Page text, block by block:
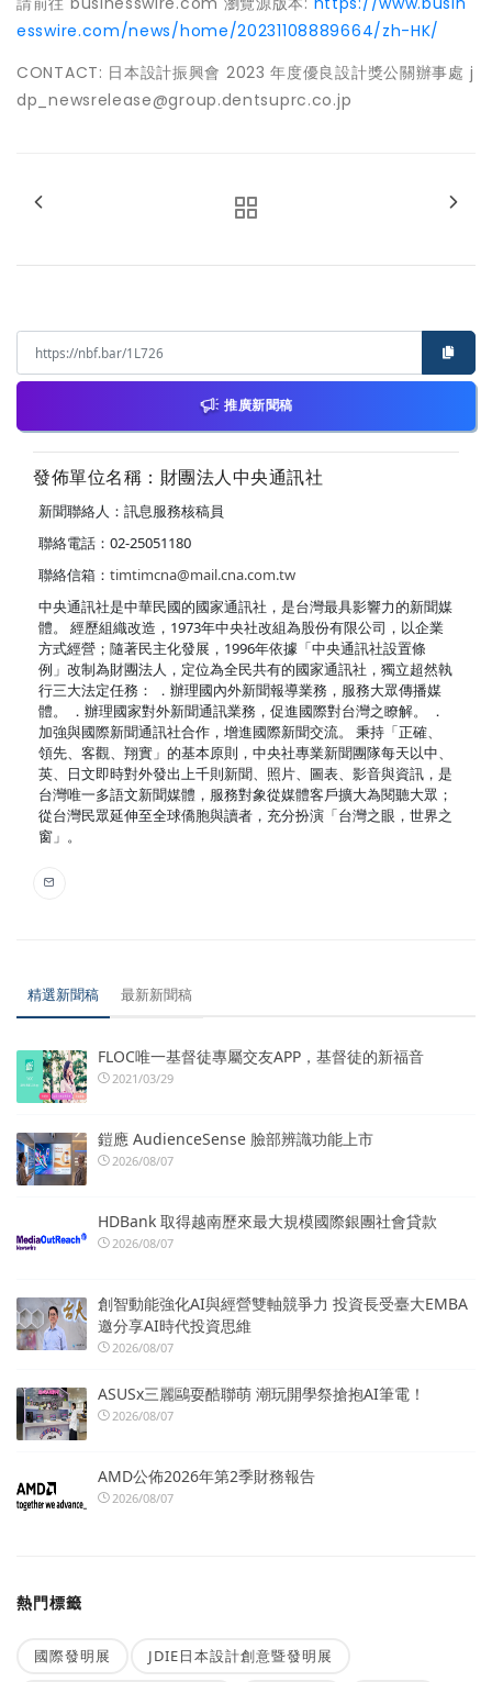
esswire.com/news/home/20231108889664/zh-HK/
CONTACT: 日本設計振興會 2023 年度優良設計獎公關辦事處 j
dp_newsrelease@group.dentsuprc.co.jp
推廣新聞稿
發佈單位名稱：財團法人中央通訊社
新聞聯絡人：訊息服務核稿員
聯絡電話：02-25051180
聯絡信箱： timtimcna@mail.cna.com.tw
中央通訊社是中華民國的國家通訊社，是台灣最具影響力的新聞媒
體。 經歷組織改造，1973年中央社改組為股份有限公司，以企業
方式經營；隨著民主化發展，1996年依據「中央通訊社設置條
例」改制為財團法人，定位為全民共有的國家通訊社，獨立超然執
行三大法定任務： ．辦理國內外新聞報導業務，服務大眾傳播媒
體。 ．辦理國家對外新聞通訊業務，促進國際對台灣之瞭解。 ．
加強與國際新聞通訊社合作，增進國際新聞交流。 秉持「正確、
領先、客觀、翔實」的基本原則，中央社專業新聞團隊每天以中、
英、日文即時對外發出上千則新聞、照片、圖表、影音與資訊，是
台灣唯一多語文新聞媒體，服務對象從媒體客戶擴大為閱聽大眾；
從台灣民眾延伸至全球僑胞與讀者，充分扮演「台灣之眼，世界之
窗」。
精選新聞稿 最新新聞稿
FLOC唯一基督徒專屬交友APP，基督徒的新福音
2021/03/29
鎧應 AudienceSense 臉部辨識功能上市
2026/08/07
HDBank 取得越南歷來最大規模國際銀團社會貸款
2026/08/07
創智動能強化AI與經營雙軸競爭力 投資長受臺大EMBA
邀分享AI時代投資思維
2026/08/07
ASUSx三麗鷗耍酷聯萌 潮玩開學祭搶抱AI筆電！
2026/08/07
AMD公佈2026年第2季財務報告
2026/08/07
熱門標籤
國際發明展 JDIE日本設計創意暨發明展